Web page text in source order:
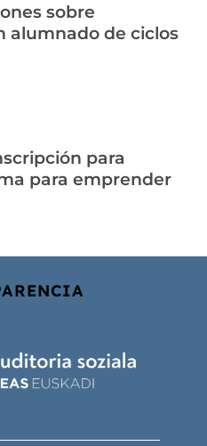
sobre
alumnado de ciclos
para
para emprender